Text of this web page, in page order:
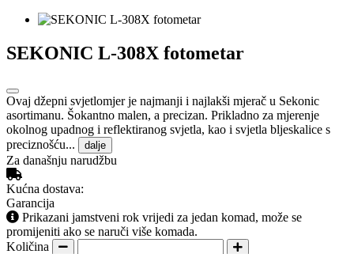
SEKONIC L-308X fotometar
Ovaj džepni svjetlomjer je najmanji i najlakši mjerač u Sekonic
asortimanu. Šokantno malen, a precizan. Prikladno za mjerenje
okolnog upadnog i reflektiranog svjetla, kao i svjetla bljeskalice s
preciznošću...
dalje
Za današnju narudžbu
Kućna dostava:
Garancija
Prikazani jamstveni rok vrijedi za jedan komad, može se
promijeniti ako se naruči više komada.
Količina